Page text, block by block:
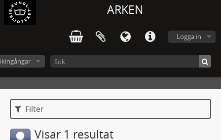
ARKEN
Logga in
Filter
Visar 1 resultat